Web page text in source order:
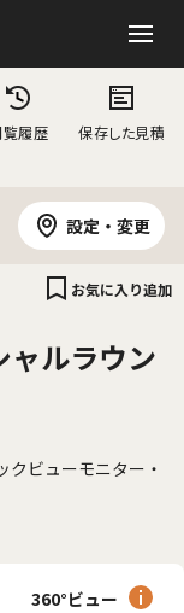
履歴 保存した見積
設定・変更
ャルラウン
お気に入り追加
ビューモニター・
360°ビュー